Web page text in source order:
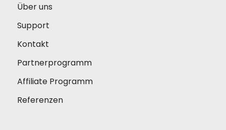
Über uns
Support
Kontakt
Partnerprogramm
Affiliate Programm
Referenzen